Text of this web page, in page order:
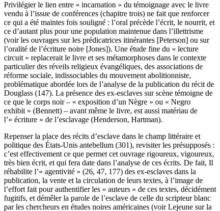
Privilégier le lien entre « incarnation » du témoignage avec le livre
vendu à l’issue de conférences (chapitre trois) ne fait que renforcer
ce qui a été maintes fois souligné : l’oral précède l’écrit, le nourrit, et
ce d’autant plus pour une population maintenue dans l’illettrisme
(voir les ouvrages sur les prédicatrices itinérantes [Peterson] ou sur
l’oralité de l’écriture noire [Jones]). Une étude fine du « lecture
circuit » replacerait le livre et ses métamorphoses dans le contexte
particulier des réveils religieux évangéliques, des associations de
réforme sociale, indissociables du mouvement abolitionniste,
problématique abordée lors de l’analyse de la publication du récit de
Douglass (147). La présence des ex-esclaves sur scène témoigne de
ce que le corps noir ‒ « exposition d’un Nègre » ou « Negro
exhibit » (Bennett) ‒ avant même le livre, est aussi matériau de
l’« écriture » de l’esclavage (Henderson, Hartman).
Repenser la place des récits d’esclave dans le champ littéraire et
politique des États-Unis antebellum (301), revisiter les présupposés :
c’est effectivement ce que permet cet ouvrage rigoureux, vigoureux,
très bien écrit, et qui fera date dans l’analyse de ces écrits. De fait, Il
réhabilite l’« agentivité » (26, 47, 177) des ex-esclaves dans la
publication, la vente et la circulation de leurs textes, à l’image de
l’effort fait pour authentifier les « auteurs » de ces textes, décidément
fugitifs, et démêler la parole de l’esclave de celle du scripteur blanc
par les chercheurs en études noires américaines (voir Lejeune sur la